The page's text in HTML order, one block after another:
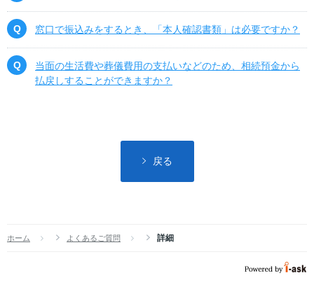
窓口で振込みをするとき、「本人確認書類」は必要ですか？
当面の生活費や葬儀費用の支払いなどのため、相続預金から
払戻しすることができますか？
戻る
ホーム よくあるご質問 詳細